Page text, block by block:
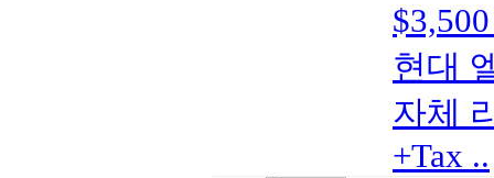
현대
자체
+Tax ..